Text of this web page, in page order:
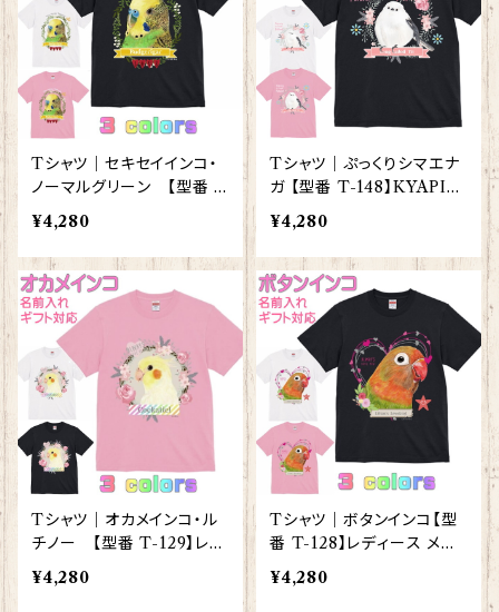
Tシャツ｜セキセイインコ・
ノーマルグリーン 【型番 T
-118】レディース メンズ グ
ッズ
¥4,280
Tシャツ｜ぷっくりシマエナ
ガ 【型番 T-148】KYAPIAr
t きゃぴあーと しまえなが
プレゼント ギフト
¥4,280
Tシャツ｜オカメインコ・ル
チノー 【型番 T-129】レデ
ィース メンズ グッズ
¥4,280
Tシャツ｜ボタンインコ【型
番 T-128】レディース メン
ズ グッズ
¥4,280